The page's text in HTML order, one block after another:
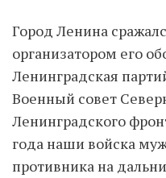
Город Ленина
организатором его
Ленинградская
Военный совет
Ленинградского
года наши войска
противника на